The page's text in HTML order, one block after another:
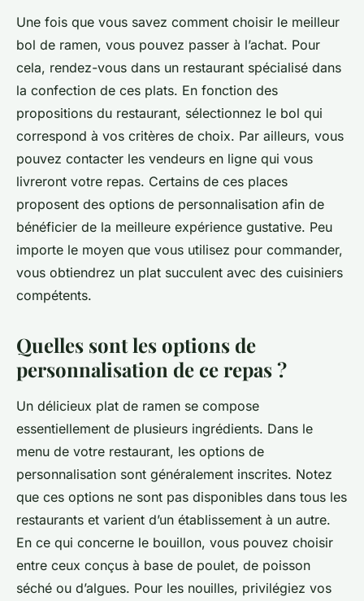
Une fois que vous savez comment choisir le meilleur
bol de ramen, vous pouvez passer à l’achat. Pour
cela, rendez-vous dans un restaurant spécialisé dans
la confection de ces plats. En fonction des
propositions du restaurant, sélectionnez le bol qui
correspond à vos critères de choix. Par ailleurs, vous
pouvez contacter les vendeurs en ligne qui vous
livreront votre repas. Certains de ces places
proposent des options de personnalisation afin de
bénéficier de la meilleure expérience gustative. Peu
importe le moyen que vous utilisez pour commander,
vous obtiendrez un plat succulent avec des cuisiniers
compétents.
Quelles sont les options de
personnalisation de ce repas ?
Un délicieux plat de ramen se compose
essentiellement de plusieurs ingrédients. Dans le
menu de votre restaurant, les options de
personnalisation sont généralement inscrites. Notez
que ces options ne sont pas disponibles dans tous les
restaurants et varient d’un établissement à un autre.
En ce qui concerne le bouillon, vous pouvez choisir
entre ceux conçus à base de poulet, de poisson
séché ou d’algues. Pour les nouilles, privilégiez vos